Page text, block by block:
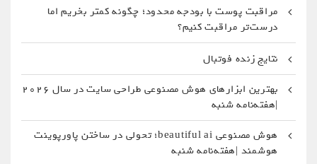
مراقبت پوست با بودجه محدود؛ چگونه کمتر بخریم اما
درست‌تر مراقبت کنیم؟
نتایج زنده فوتبال
بهترین ابزارهای هوش مصنوعی طراحی سایت در سال 2026
|هفته‌نامه شنبه
هوش مصنوعی beautiful ai؛ تحولی در ساختن پاورپوینت
هوشمند |هفته‌نامه شنبه